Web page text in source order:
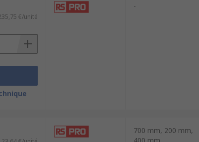
€/unité
-
700 mm, 200 mm,